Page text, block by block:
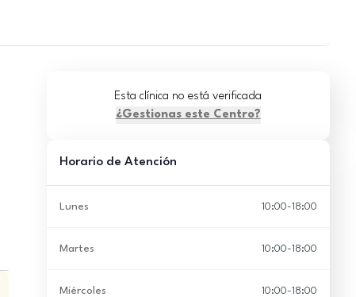
Esta clínica no está verificada
¿Gestionas este Centro?
Horario de Atención
Lunes 10:00-18:00
Martes 10:00-18:00
Miércoles 10:00-18:00